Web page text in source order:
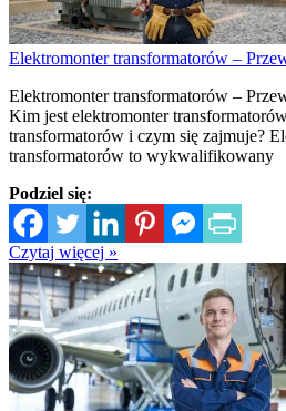
Elektromonter transformatorów –
Elektromonter transformatorów –
Kim jest elektromonter
transformatorów i czym się zajmuje?
transformatorów to wykwalifikowany
Podziel się:
Czytaj więcej »